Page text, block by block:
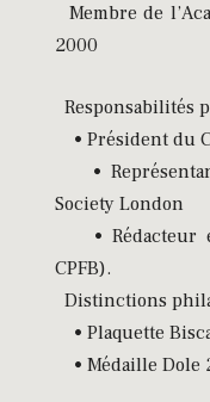
Membre de
2000
Responsabilités
• Président du
•
Society London
• Rédacteur
CPFB).
Distinctions
• Plaquette
• Médaille Dole